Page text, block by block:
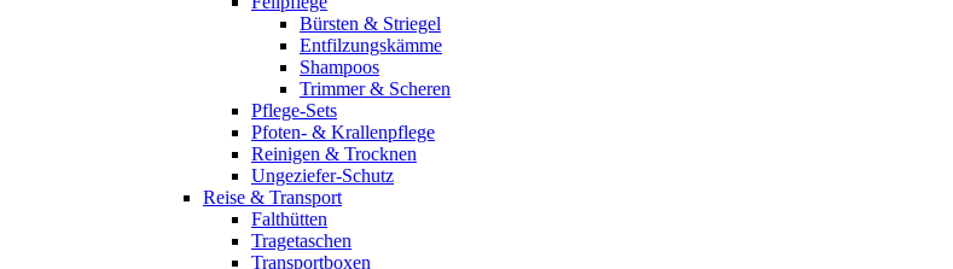
Bürsten & Striegel
Entfilzungskämme
Shampoos
Trimmer & Scheren
Pflege-Sets
Pfoten- & Krallenpflege
Reinigen & Trocknen
Ungeziefer-Schutz
Reise & Transport
Falthütten
Tragetaschen
Transportboxen